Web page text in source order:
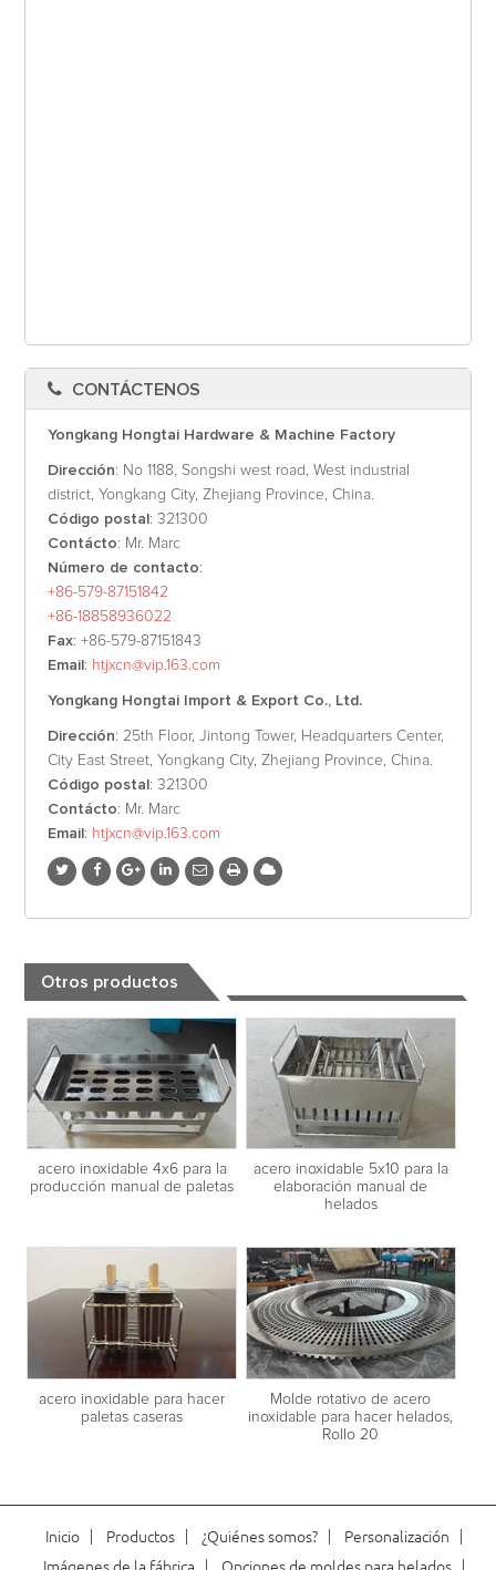
CONTÁCTENOS
Yongkang Hongtai Hardware & Machine Factory
Dirección: No 1188, Songshi west road, West industrial
district, Yongkang City, Zhejiang Province, China.
Código postal : 321300
Contácto: Mr. Marc
Número de contacto:
+86-579-87151842
+86-18858936022
Fax: +86-579-87151843
Email : htjxcn@vip.163.com
Yongkang Hongtai Import & Export Co., Ltd.
Dirección: 25th Floor, Jintong Tower, Headquarters Center,
City East Street, Yongkang City, Zhejiang Province, China.
Código postal : 321300
Contácto: Mr. Marc
Email : htjxcn@vip.163.com
Otros productos
acero inoxidable 4x6 para la
producción manual de paletas
acero inoxidable 5x10 para la
elaboración manual de
helados
acero inoxidable para hacer
paletas caseras
Molde rotativo de acero
inoxidable para hacer helados,
Rollo 20
Inicio Productos ¿Quiénes somos?
Personalización